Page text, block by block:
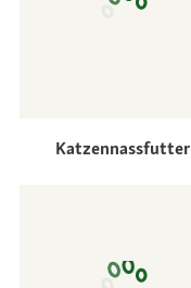
Katzennassfutter